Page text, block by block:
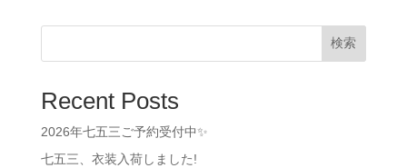
検索
Recent Posts
2026年七五三ご予約受付中✨
七五三、衣装入荷しました!